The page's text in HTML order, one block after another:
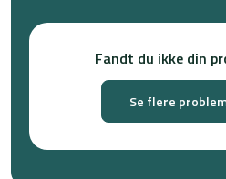
Fandt du ikke din
Se flere